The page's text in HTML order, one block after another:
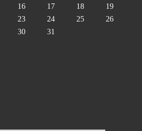
16 17 18
19
23 24 25
26
30 31